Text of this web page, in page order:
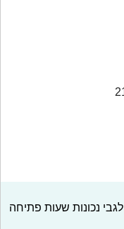
נכונות שעות פתיחה